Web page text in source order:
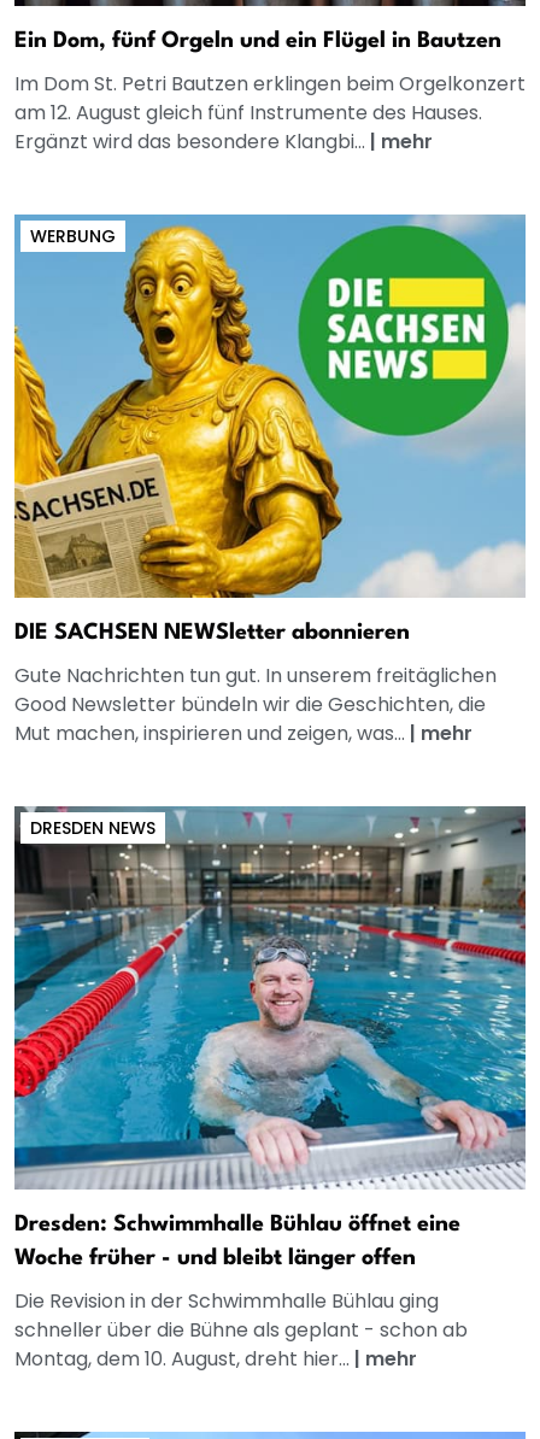
Ein Dom, fünf Orgeln und ein Flügel in Bautzen
Im Dom St. Petri Bautzen erklingen beim Orgelkonzert
am 12. August gleich fünf Instrumente des Hauses.
Ergänzt wird das besondere Klangbi... | mehr
WERBUNG
DIE SACHSEN NEWSletter abonnieren
Gute Nachrichten tun gut. In unserem freitäglichen
Good Newsletter bündeln wir die Geschichten, die
Mut machen, inspirieren und zeigen, was... | mehr
DRESDEN NEWS
Dresden: Schwimmhalle Bühlau öffnet eine
Woche früher - und bleibt länger offen
Die Revision in der Schwimmhalle Bühlau ging
schneller über die Bühne als geplant - schon ab
Montag, dem 10. August, dreht hier... | mehr